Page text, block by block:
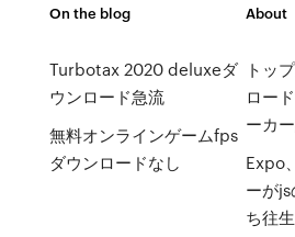
On the blog
Turbotax 2020 deluxeダ
ウンロード急流
無料オンラインゲームfps
ダウンロードなし
About
トッ
ロー
ーカ
Expo
ーが
ち往生